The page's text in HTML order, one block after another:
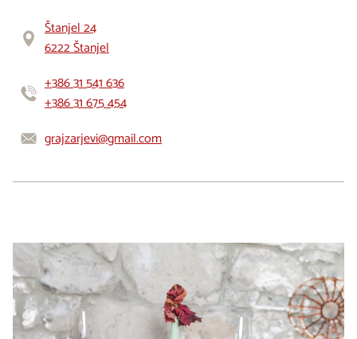
Štanjel 24
6222 Štanjel
+386 31 541 636
+386 31 675 454
grajzarjevi@gmail.com